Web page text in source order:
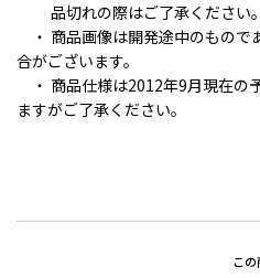
品切れの際はご了承ください。
・ 商品画像は開発途中のもので
合がございます。
・ 商品仕様は2012年9月現在の
ますがご了承ください。
こ